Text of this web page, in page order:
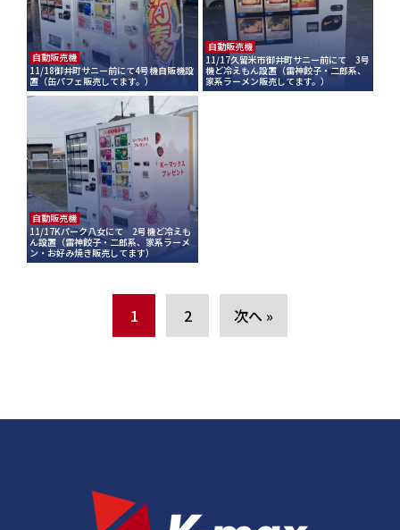
自動販売機
11/18御井町サニー前にて4号機自販機設
置（缶パフェ販売してます。）
自動販売機
11/17久留米市御井町サニー前にて 3号
機ど冷えもん設置（雷神餃子・二郎系、
家系ラーメン販売してます。）
自動販売機
11/17Kパーク八女にて 2号機ど冷えも
ん設置（雷神餃子・二郎系、家系ラーメ
ン・お好み焼き販売してます）
1 2 次へ »